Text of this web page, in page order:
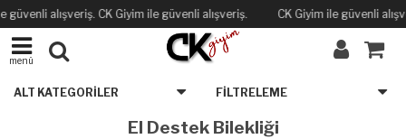
güvenli alışveriş. CK Giyim ile güvenli alışveriş. CK Giyim ile güvenli
menü
ALT KATEGORILER FILTRELEME
El Destek Bilekliği